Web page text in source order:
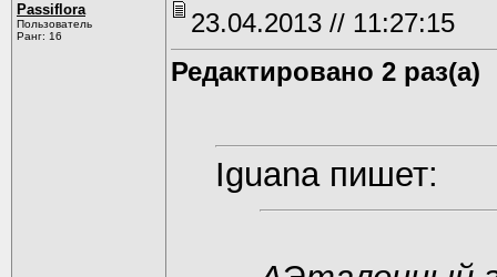
Passiflora
Пользователь
Ранг: 16
23.04.2013 // 11:27:15
Редактировано 2 раз(а)
Iguana пишет: